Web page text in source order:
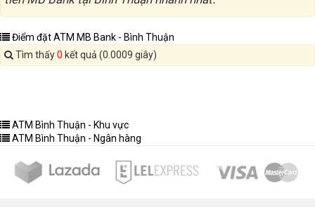
Điểm đặt ATM MB Bank - Bình Thuận
Tìm thấy0 kết quả (0.0009 giây)
ATM Bình Thuận - Khu vực
ATM Bình Thuận - Ngân hàng